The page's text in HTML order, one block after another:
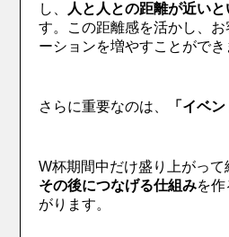
し、 人と人との距離が近い
す。この距離感を活かし、
ーションを増やすことができ
さらに重要なのは、 「イベ
W杯期間中だけ盛り上がって
その後につなげる仕組みを
がります。